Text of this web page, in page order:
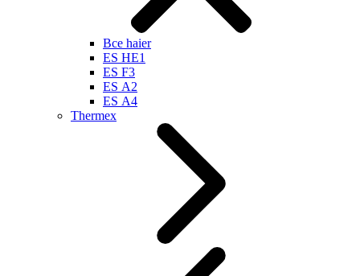
Все haier
ES HE1
ES F3
ES А2
ES А4
Thermex